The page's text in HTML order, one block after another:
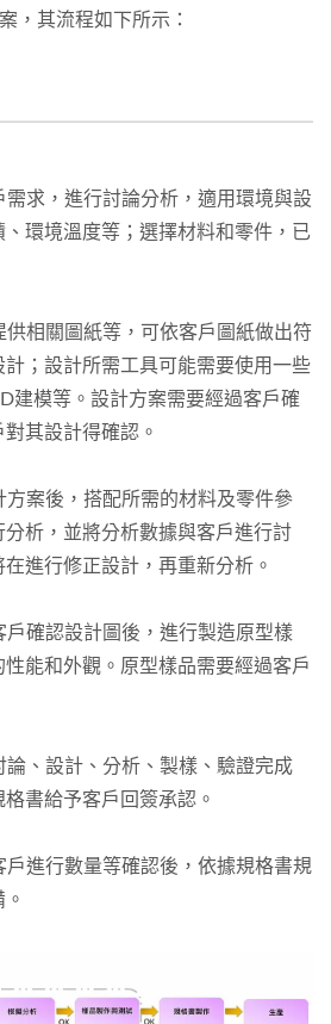
，其流程如下所示：
需求，進行討論分析，適用環境與設
環境溫度等；選擇材料和零件，已
供相關圖紙等，可依客戶圖紙做出符
；設計所需工具可能需要使用一些
建模等。設計方案需要經過客戶確
其設計得確認。
方案後，搭配所需的材料及零件參
析，並將分析數據與客戶進行討
進行修正設計，再重新分析。
戶確認設計圖後，進行製造原型樣
能和外觀。原型樣品需要經過客戶
論、設計、分析、製樣、驗證完成
書給予客戶回簽承認。
戶進行數量等確認後，依據規格書規